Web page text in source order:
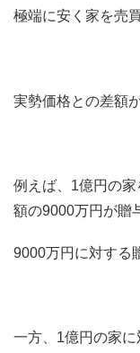
極端に安く家を売
実勢価格との差額
例えば、1億円の
額の9000万円が贈
9000万円に対する
一方、1億円の家に